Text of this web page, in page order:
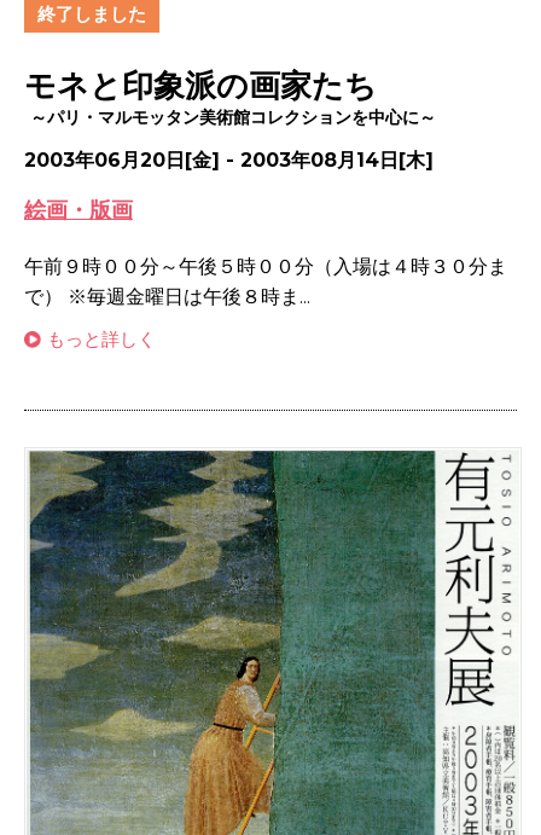
終了しました
モネと印象派の画家たち
～パリ・マルモッタン美術館コレクションを中心に～
2003年06月20日[金] - 2003年08月14日[木]
絵画・版画
午前９時００分～午後５時００分（入場は４時３０分ま
で） ※毎週金曜日は午後８時ま...
もっと詳しく